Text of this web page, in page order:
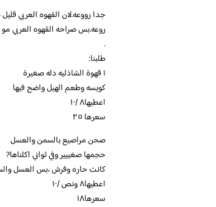
جدا رووعه.لان القهوه العربي
روعه.بس صراحه القهوه العربي مو
.
طلبنا:
١ قهوة الشاذليه دله صغيرة
كويسه وطعم الهيل واضح فيها
اعطيها٨ /١٠
سعرها ٢٥
صحن مراصيع بالسمن والعسل
حجمها صغييير وفي ثواني اكلناها?
كانت حاره وفرش ،بس العسل
اعطيها٨ ونص /١٠
سعرها١٨